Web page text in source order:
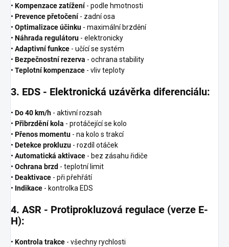
• Kompenzace zatížení - podle hmotnosti
• Prevence přetočení - zadní osa
• Optimalizace účinku - maximální brzdění
• Náhrada regulátoru - elektronicky
• Adaptivní funkce - učící se systém
• Bezpečnostní rezerva - ochrana stability
• Teplotní kompenzace - vliv teploty
3. EDS - Elektronická uzávěrka diferenciálu:
• Do 40 km/h - aktivní rozsah
• Přibrzdění kola - protáčející se kolo
• Přenos momentu - na kolo s trakcí
• Detekce prokluzu - rozdíl otáček
• Automatická aktivace - bez zásahu řidiče
• Ochrana brzd - teplotní limit
• Deaktivace - při přehřátí
• Indikace - kontrolka EDS
4. ASR - Protiprokluzová regulace (verze E-
H):
• Kontrola trakce - všechny rychlosti